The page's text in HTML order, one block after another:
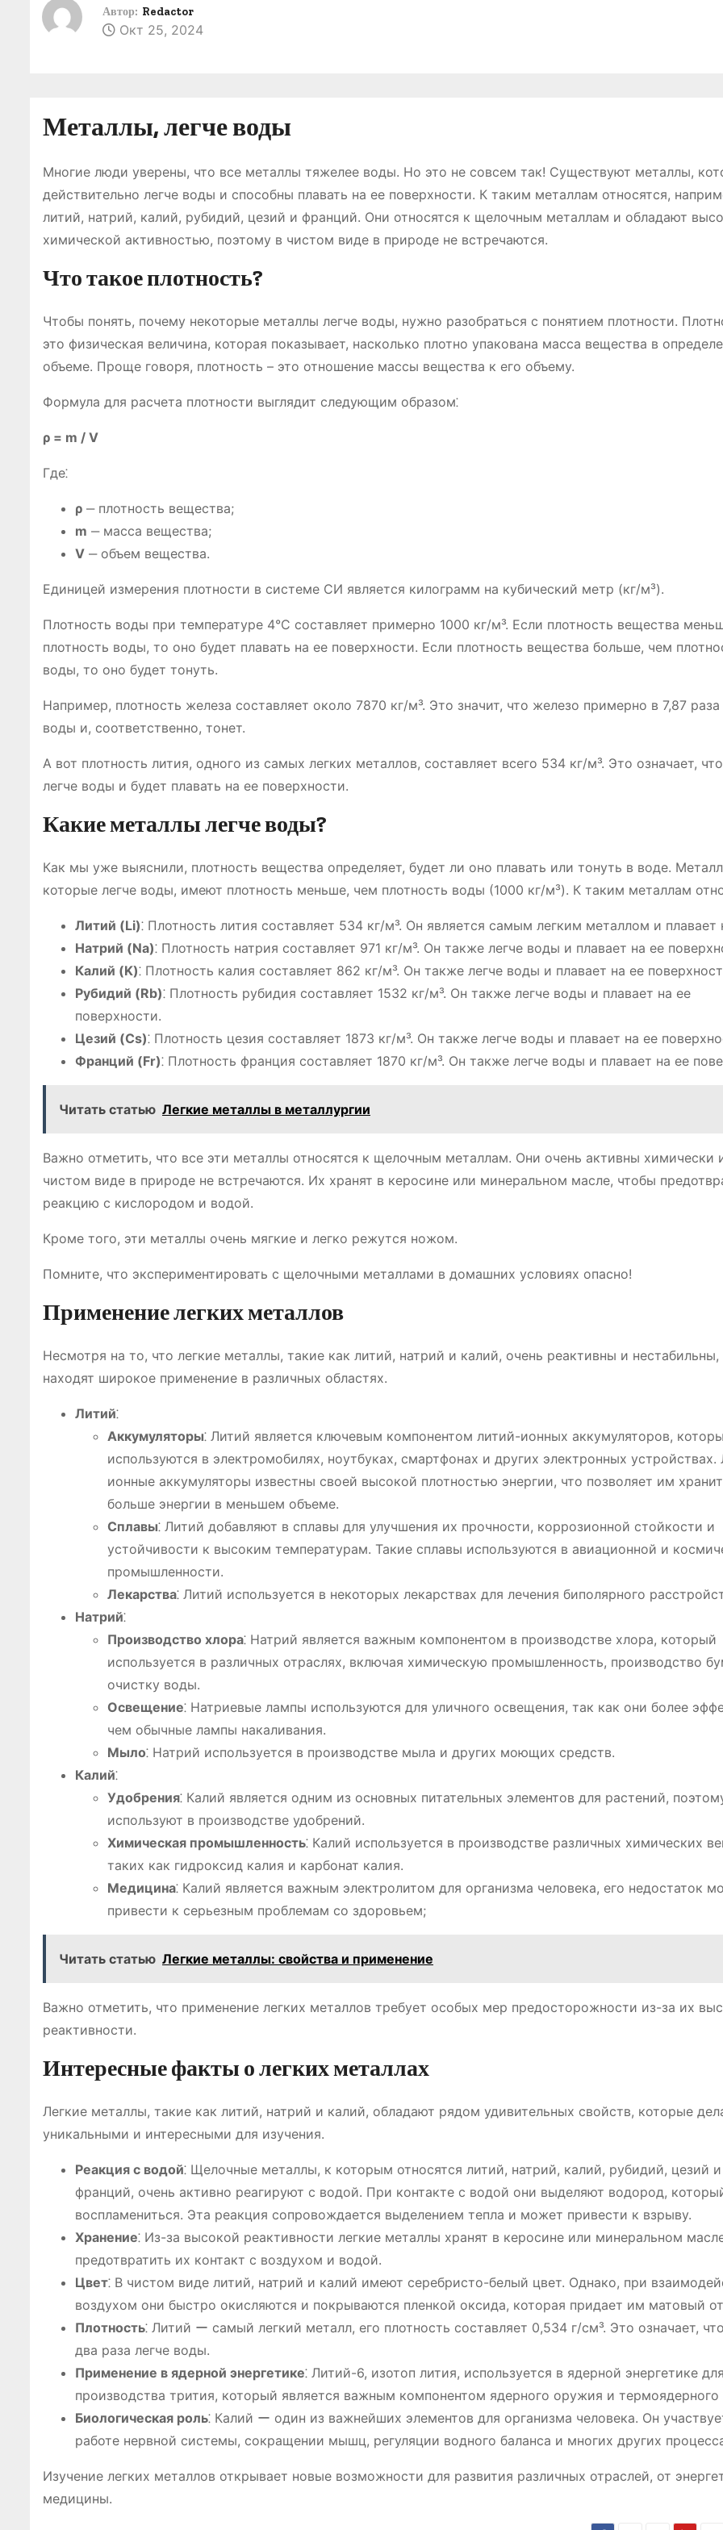
Автор: Redactor
Окт 25, 2024
Металлы, легче воды
Многие люди уверены, что все металлы тяжелее воды. Но это не совсем так! Существуют металлы,
действительно легче воды и способны плавать на ее поверхности. К таким металлам относятся,
литий, натрий, калий, рубидий, цезий и франций. Они относятся к щелочным металлам и обладают
химической активностью, поэтому в чистом виде в природе не встречаются.
Что такое плотность?
Чтобы понять, почему некоторые металлы легче воды, нужно разобраться с понятием плотности.
это физическая величина, которая показывает, насколько плотно упакована масса вещества в
объеме. Проще говоря, плотность – это отношение массы вещества к его объему.
Формула для расчета плотности выглядит следующим образом⁚
ρ = m / V
Где⁚
ρ ‒ плотность вещества;
m ‒ масса вещества;
V ‒ объем вещества.
Единицей измерения плотности в системе СИ является килограмм на кубический метр (кг/м³).
Плотность воды при температуре 4°C составляет примерно 1000 кг/м³. Если плотность вещества
плотность воды, то оно будет плавать на ее поверхности. Если плотность вещества больше, чем
воды, то оно будет тонуть.
Например, плотность железа составляет около 7870 кг/м³. Это значит, что железо примерно в 7,87
воды и, соответственно, тонет.
А вот плотность лития, одного из самых легких металлов, составляет всего 534 кг/м³. Это означает,
легче воды и будет плавать на ее поверхности.
Какие металлы легче воды?
Как мы уже выяснили, плотность вещества определяет, будет ли оно плавать или тонуть в воде.
которые легче воды, имеют плотность меньше, чем плотность воды (1000 кг/м³). К таким металлам
Литий (Li)⁚ Плотность лития составляет 534 кг/м³. Он является самым легким металлом и плавает
Натрий (Na)⁚ Плотность натрия составляет 971 кг/м³. Он также легче воды и плавает на ее
Калий (K)⁚ Плотность калия составляет 862 кг/м³. Он также легче воды и плавает на ее
Рубидий (Rb)⁚ Плотность рубидия составляет 1532 кг/м³. Он также легче воды и плавает на ее
поверхности.
Цезий (Cs)⁚ Плотность цезия составляет 1873 кг/м³. Он также легче воды и плавает на ее
Франций (Fr)⁚ Плотность франция составляет 1870 кг/м³. Он также легче воды и плавает на ее
Читать статью Легкие металлы в металлургии
Важно отметить, что все эти металлы относятся к щелочным металлам. Они очень активны химически
чистом виде в природе не встречаются. Их хранят в керосине или минеральном масле, чтобы
реакцию с кислородом и водой.
Кроме того, эти металлы очень мягкие и легко режутся ножом.
Помните, что экспериментировать с щелочными металлами в домашних условиях опасно!
Применение легких металлов
Несмотря на то, что легкие металлы, такие как литий, натрий и калий, очень реактивны и нестабильны,
находят широкое применение в различных областях.
Литий⁚
Аккумуляторы⁚ Литий является ключевым компонентом литий-ионных аккумуляторов,
используются в электромобилях, ноутбуках, смартфонах и других электронных устройствах.
ионные аккумуляторы известны своей высокой плотностью энергии, что позволяет им
больше энергии в меньшем объеме.
Сплавы⁚ Литий добавляют в сплавы для улучшения их прочности, коррозионной стойкости и
устойчивости к высоким температурам. Такие сплавы используются в авиационной и
промышленности.
Лекарства⁚ Литий используется в некоторых лекарствах для лечения биполярного
Натрий⁚
Производство хлора⁚ Натрий является важным компонентом в производстве хлора, который
используется в различных отраслях, включая химическую промышленность, производство
очистку воды.
Освещение⁚ Натриевые лампы используются для уличного освещения, так как они более
чем обычные лампы накаливания.
Мыло⁚ Натрий используется в производстве мыла и других моющих средств.
Калий⁚
Удобрения⁚ Калий является одним из основных питательных элементов для растений,
используют в производстве удобрений.
Химическая промышленность⁚ Калий используется в производстве различных химических
таких как гидроксид калия и карбонат калия.
Медицина⁚ Калий является важным электролитом для организма человека, его недостаток
привести к серьезным проблемам со здоровьем;
Читать статью Легкие металлы: свойства и применение
Важно отметить, что применение легких металлов требует особых мер предосторожности из-за их
реактивности.
Интересные факты о легких металлах
Легкие металлы, такие как литий, натрий и калий, обладают рядом удивительных свойств, которые
уникальными и интересными для изучения.
Реакция с водой⁚ Щелочные металлы, к которым относятся литий, натрий, калий, рубидий, цезий и
франций, очень активно реагируют с водой. При контакте с водой они выделяют водород,
воспламениться. Эта реакция сопровождается выделением тепла и может привести к взрыву.
Хранение⁚ Из-за высокой реактивности легкие металлы хранят в керосине или минеральном
предотвратить их контакт с воздухом и водой.
Цвет⁚ В чистом виде литий, натрий и калий имеют серебристо-белый цвет. Однако, при
воздухом они быстро окисляются и покрываются пленкой оксида, которая придает им матовый
Плотность⁚ Литий ー самый легкий металл, его плотность составляет 0,534 г/см³. Это означает,
два раза легче воды.
Применение в ядерной энергетике⁚ Литий-6, изотоп лития, используется в ядерной энергетике для
производства трития, который является важным компонентом ядерного оружия и термоядерного
Биологическая роль⁚ Калий ー один из важнейших элементов для организма человека. Он
работе нервной системы, сокращении мышц, регуляции водного баланса и многих других
Изучение легких металлов открывает новые возможности для развития различных отраслей, от
медицины.